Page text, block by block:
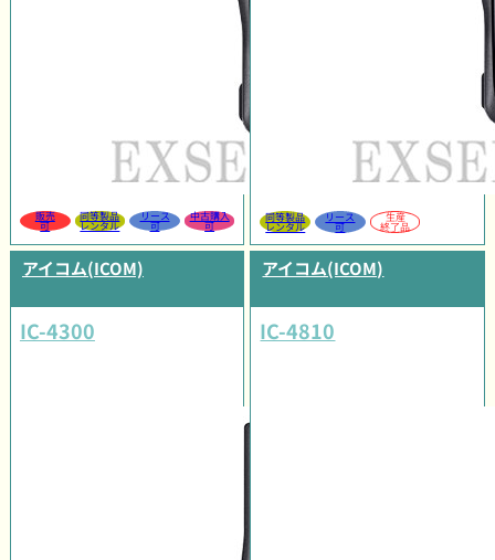
販売
可
同等製品
レンタル
リース
可
中古購入
可
同等製品
レンタル
リース
可
生産
終了品
アイコム(ICOM)
IC-4300
アイコム(ICOM)
IC-4810